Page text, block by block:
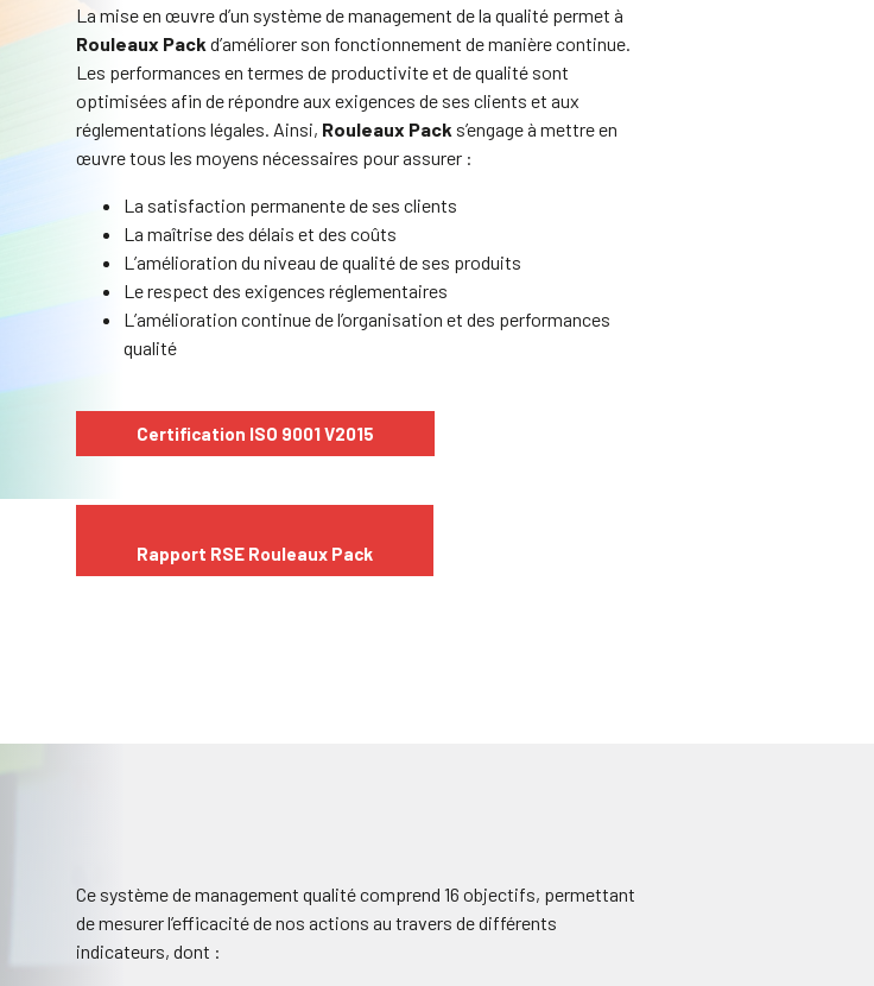
La mise en œuvre d’un système de management de la qualité permet à
Rouleaux Pack d’améliorer son fonctionnement de manière continue.
Les performances en termes de productivite et de qualité sont
optimisées afin de répondre aux exigences de ses clients et aux
réglementations légales. Ainsi, Rouleaux Pack s’engage à mettre en
œuvre tous les moyens nécessaires pour assurer :
La satisfaction permanente de ses clients
La maîtrise des délais et des coûts
L’amélioration du niveau de qualité de ses produits
Le respect des exigences réglementaires
L’amélioration continue de l’organisation et des performances
qualité
Certification ISO 9001 V2015
Rapport RSE Rouleaux Pack
Ce système de management qualité comprend 16 objectifs, permettant
de mesurer l’efficacité de nos actions au travers de différents
indicateurs, dont :